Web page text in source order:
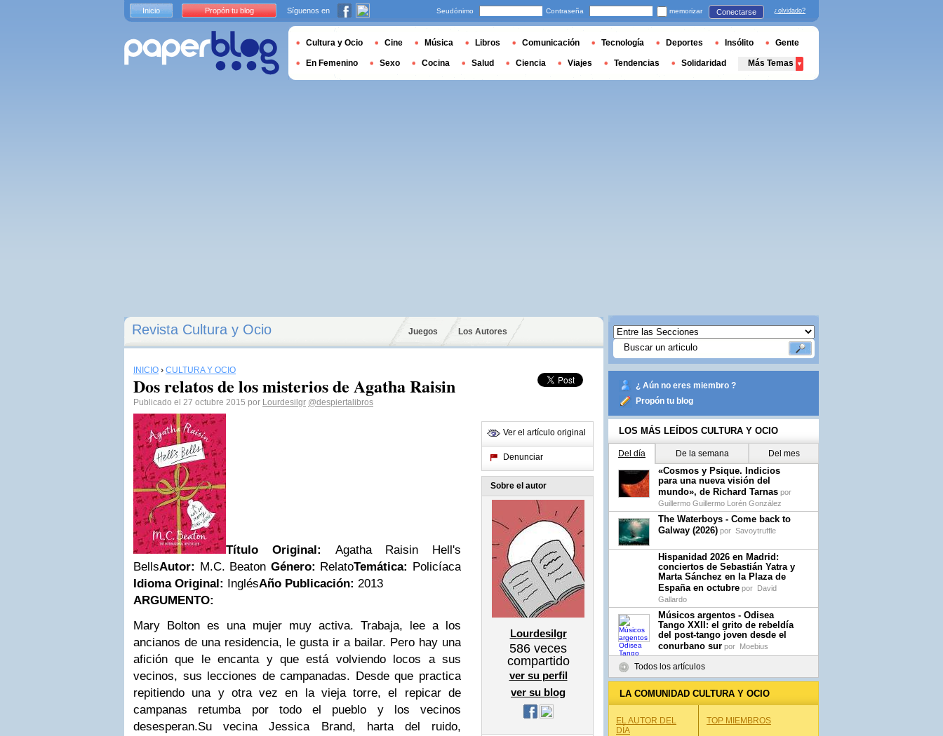
Revista Cultura y Ocio Juegos Los Autores
INICIO › CULTURA Y OCIO
Dos relatos de los misterios de Agatha Raisin
Publicado el 27 octubre 2015 por Lourdesilgr @despiertalibros
Título Original: Agatha Raisin Hell's
BellsAutor: M.C. Beaton Género: RelatoTemática: Policíaca
Idioma Original: InglésAño Publicación: 2013
ARGUMENTO:
Mary Bolton es una mujer muy activa. Trabaja, lee a los
ancianos de una residencia, le gusta ir a bailar. Pero hay una
afición que le encanta y que está volviendo locos a sus
vecinos, sus lecciones de campanadas. Desde que practica
repitiendo una y otra vez en la vieja torre, el repicar de
campanas retumba por todo el pueblo y los vecinos
desesperan.Su vecina Jessica Brand, harta del ruido,
Ver el artículo original
Denunciar
Sobre el autor
Lourdesilgr
586 veces
compartido
ver su perfil
ver su blog
¿ Aún no eres miembro ?
Propón tu blog
LOS MÁS LEÍDOS CULTURA Y OCIO
Del día De la semana Del mes
«Cosmos y Psique. Indicios
para una nueva visión del
mundo», de Richard Tarnas por
Guillermo Guillermo Lorén González
The Waterboys - Come back to
Galway (2026) por Savoytruffle
Hispanidad 2026 en Madrid:
conciertos de Sebastián Yatra y
Marta Sánchez en la Plaza de
España en octubre por David
Gallardo
Músicos argentos - Odisea
Tango XXII: el grito de rebeldía
del post-tango joven desde el
conurbano sur por Moebius
Todos los artículos
LA COMUNIDAD CULTURA Y OCIO
EL AUTOR DEL
DÍA
TOP MIEMBROS
Inicio Propón tu blog Síguenos en Seudónimo Contraseña memorizar Conectarse ¿olvidado?
Cultura y Ocio Cine Música Libros Comunicación Tecnología Deportes Insólito Gente
En Femenino Sexo Cocina Salud Ciencia Viajes Tendencias Solidaridad Más Temas